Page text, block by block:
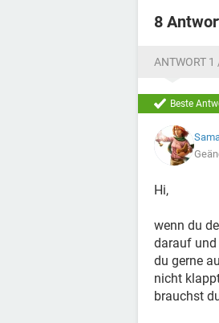
8
ANTWORT 1
Beste
Hi,
wenn du
darauf und
du gerne
nicht
brauchst